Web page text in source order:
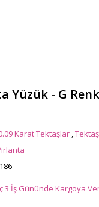
Yüzük - G
Karat Tektaşlar ,
3 İş Gününde Kargoya